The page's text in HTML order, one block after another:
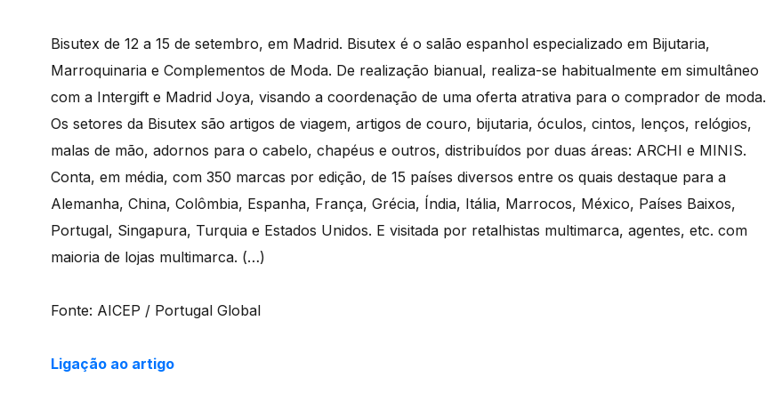
Bisutex de 12 a 15 de setembro, em Madrid. Bisutex é o salão espanhol especializado em Bijutaria,
Marroquinaria e Complementos de Moda. De realização bianual, realiza-se habitualmente em simultâneo
com a Intergift e Madrid Joya, visando a coordenação de uma oferta atrativa para o comprador de moda.
Os setores da Bisutex são artigos de viagem, artigos de couro, bijutaria, óculos, cintos, lenços, relógios,
malas de mão, adornos para o cabelo, chapéus e outros, distribuídos por duas áreas: ARCHI e MINIS.
Conta, em média, com 350 marcas por edição, de 15 países diversos entre os quais destaque para a
Alemanha, China, Colômbia, Espanha, França, Grécia, Índia, Itália, Marrocos, México, Países Baixos,
Portugal, Singapura, Turquia e Estados Unidos. E visitada por retalhistas multimarca, agentes, etc. com
maioria de lojas multimarca. (…)
Fonte: AICEP / Portugal Global
Ligação ao artigo